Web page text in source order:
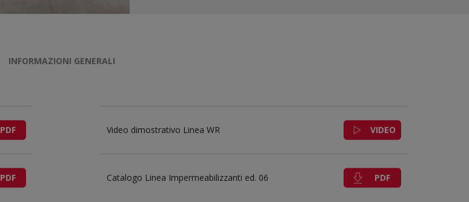
INFORMAZIONI GENERALI
PDF Video dimostrativo Linea WR VIDEO
PDF Catalogo Linea Impermeabilizzanti ed. 06 PDF